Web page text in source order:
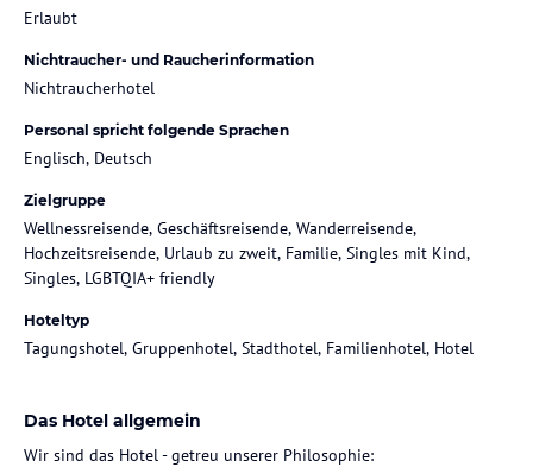
Erlaubt
Nichtraucher- und Raucherinformation
Nichtraucherhotel
Personal spricht folgende Sprachen
Englisch, Deutsch
Zielgruppe
Wellnessreisende, Geschäftsreisende, Wanderreisende,
Hochzeitsreisende, Urlaub zu zweit, Familie, Singles mit Kind,
Singles, LGBTQIA+ friendly
Hoteltyp
Tagungshotel, Gruppenhotel, Stadthotel, Familienhotel, Hotel
Das Hotel allgemein
Wir sind das Hotel - getreu unserer Philosophie: